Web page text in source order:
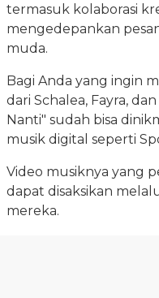
termasuk kolaborasi
mengedepankan
muda.
Bagi Anda yang ingin
dari Schalea, Fayra,
Nanti" sudah bisa
musik digital seperti
Video musiknya yang
dapat disaksikan
mereka.